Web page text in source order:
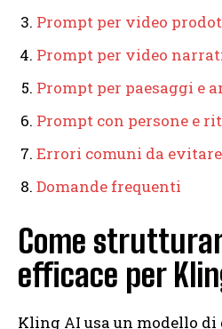
Prompt per video
Prompt per video
Prompt per paesaggi e
Prompt con persone e
Errori comuni da evitare
Domande frequenti
Come
efficace per
Kling AI usa un modello